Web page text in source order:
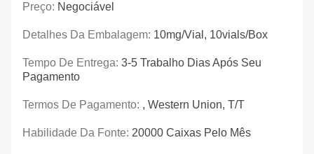
Preço: Negociável
Detalhes Da Embalagem: 10mg/vial, 10vials/box
Tempo De Entrega: 3-5 Trabalho Dias Após Seu
Pagamento
Termos De Pagamento: , Western Union, T/T
Habilidade Da Fonte: 20000 Caixas Pelo Mês